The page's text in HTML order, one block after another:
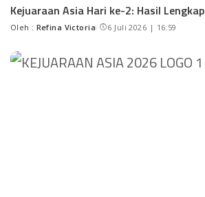
Kejuaraan Asia Hari ke-2: Hasil Lengkap
Oleh : Refina Victoria 6 Juli 2026 | 16:59